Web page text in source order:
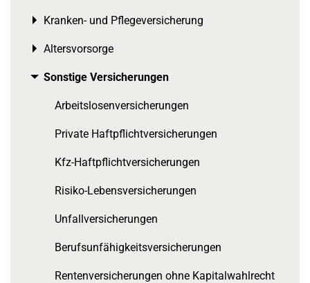
Kranken- und Pflegeversicherung
Toggle menu
Altersvorsorge
Toggle menu
Sonstige Versicherungen
Toggle menu
Arbeitslosenversicherungen
Private Haftpflichtversicherungen
Kfz-Haftpflichtversicherungen
Risiko-Lebensversicherungen
Unfallversicherungen
Berufsunfähigkeitsversicherungen
Rentenversicherungen ohne Kapitalwahlrecht